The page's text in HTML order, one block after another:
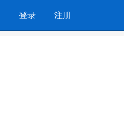
登录 注册